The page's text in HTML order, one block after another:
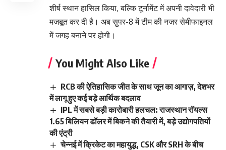
शीर्ष स्थान हासिल किया, बल्कि टूर्नामेंट में अपनी दावेदारी भी
मजबूत कर दी है। अब सुपर-8 में टीम की नजर सेमीफाइनल
में जगह बनाने पर होगी।
You Might Also Like
RCB की ऐतिहासिक जीत के साथ जून का आगाज़, देशभर
में लागू हुए कई बड़े आर्थिक बदलाव
IPL में सबसे बड़ी कारोबारी हलचल: राजस्थान रॉयल्स
1.65 बिलियन डॉलर में बिकने की तैयारी में, बड़े उद्योगपतियों
की एंट्री
चेन्नई में क्रिकेट का महायुद्ध, CSK और SRH के बीच